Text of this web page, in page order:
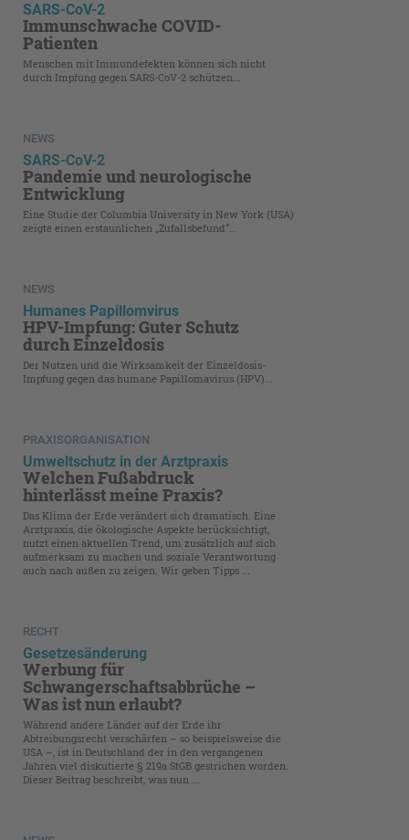
SARS-CoV-2
Immunschwache COVID-
Patienten
Menschen mit Immundefekten können sich nicht
durch Impfung gegen SARS-CoV-2 schützen...
NEWS
SARS-CoV-2
Pandemie und neurologische
Entwicklung
Eine Studie der Columbia University in New York (USA)
zeigte einen erstaunlichen „Zufallsbefund“...
NEWS
Humanes Papillomvirus
HPV-Impfung: Guter Schutz
durch Einzeldosis
Der Nutzen und die Wirksamkeit der Einzeldosis-
Impfung gegen das humane Papillomavirus (HPV)...
PRAXISORGANISATION
Umweltschutz in der Arztpraxis
Welchen Fußabdruck
hinterlässt meine Praxis?
Das Klima der Erde verändert sich dramatisch. Eine
Arztpraxis, die ökologische Aspekte berücksichtigt,
nutzt einen aktuellen Trend, um zusätzlich auf sich
aufmerksam zu machen und soziale Verantwortung
auch nach außen zu zeigen. Wir geben Tipps ...
RECHT
Gesetzesänderung
Werbung für
Schwangerschaftsabbrüche –
Was ist nun erlaubt?
Während andere Länder auf der Erde ihr
Abtreibungsrecht verschärfen – so beispielsweise die
USA –, ist in Deutschland der in den vergangenen
Jahren viel diskutierte § 219a StGB gestrichen worden.
Dieser Beitrag beschreibt, was nun ...